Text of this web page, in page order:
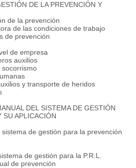
DE LA PREVENCIÓN Y
de la prevención
de las condiciones de trabajo
de prevención
de empresa
auxilios
socorrismo
y transporte de heridos
DEL SISTEMA DE GESTIÓN
SU APLICACIÓN
de gestión para la prevención
de gestión para la P.R.L.
de prevención